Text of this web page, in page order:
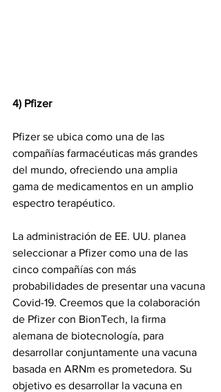
4) Pfizer
Pfizer se ubica como una de las
compañías farmacéuticas más grandes
del mundo, ofreciendo una amplia
gama de medicamentos en un amplio
espectro terapéutico.
La administración de EE. UU. planea
seleccionar a Pfizer como una de las
cinco compañías con más
probabilidades de presentar una vacuna
Covid-19. Creemos que la colaboración
de Pfizer con BionTech, la firma
alemana de biotecnología, para
desarrollar conjuntamente una vacuna
basada en ARNm es prometedora. Su
objetivo es desarrollar la vacuna en